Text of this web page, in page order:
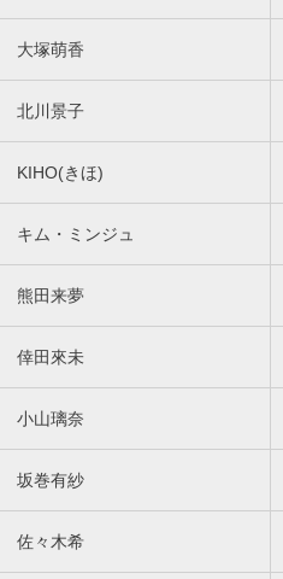
大塚萌香
北川景子
KIHO(きほ)
キム・ミンジュ
熊田来夢
倖田來未
小山璃奈
坂巻有紗
佐々木希